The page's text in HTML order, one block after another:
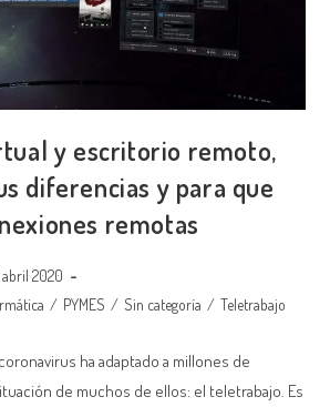
y escritorio remoto,
diferencias y para que
remotas
abril 2020
/ PYMES / Sin categoría / Teletrabajo
ha adaptado a millones de
de muchos de ellos: el teletrabajo. Es